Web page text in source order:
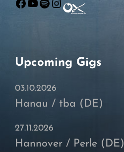
Facebook
YouTube
Spotify
Instagram
Upcoming Gigs
03.10.2026
Hanau / tba (DE)
27.11.2026
Hannover / Perle (DE)